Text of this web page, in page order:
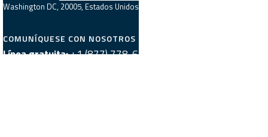
Washington DC, 20005, Estados Unidos
COMUNÍQUESE CON NOSOTROS
Línea gratuita:+1 (877) 778-6390